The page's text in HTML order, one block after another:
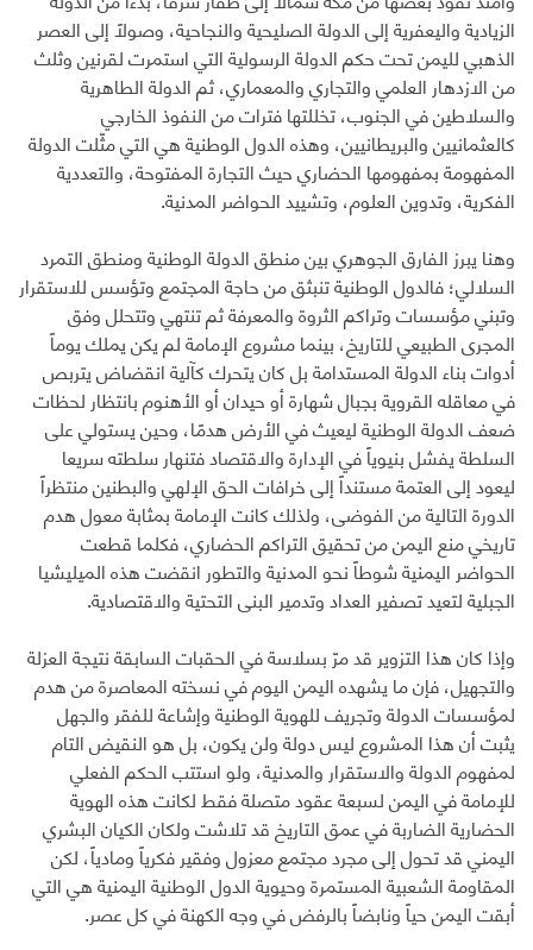
الزيادية واليعفرية إلى الدولة الصليحية والنجاحية، وصولاً إلى العصر
الذهبي لليمن تحت حكم الدولة الرسولية التي استمرت لقرنين وثلث
من الازدهار العلمي والتجاري والمعماري، ثم الدولة الطاهرية
والسلاطين في الجنوب، تخللتها فترات من النفوذ الخارجي
كالعثمانيين والبريطانيين، وهذه الدول الوطنية هي التي مثّلت الدولة
المفهومة بمفهومها الحضاري حيث التجارة المفتوحة، والتعددية
الفكرية، وتدوين العلوم، وتشييد الحواضر المدنية.
وهنا يبرز الفارق الجوهري بين منطق الدولة الوطنية ومنطق التمرد
السلالي؛ فالدول الوطنية تنبثق من حاجة المجتمع وتؤسس للاستقرار
وتبني مؤسسات وتراكم الثروة والمعرفة ثم تنتهي وتتحلل وفق
المجرى الطبيعي للتاريخ، بينما مشروع الإمامة لم يكن يملك يوماً
أدوات بناء الدولة المستدامة بل كان يتحرك كآلية انقضاض يتربص
في معاقله القروية بجبال شهارة أو حيدان أو الأهنوم بانتظار لحظات
ضعف الدولة الوطنية ليعيث في الأرض هدمًا، وحين يستولي على
السلطة يفشل بنيوياً في الإدارة والاقتصاد فتنهار سلطته سريعا
ليعود إلى العتمة مستنداً إلى خرافات الحق الإلهي والبطنين منتظراً
الدورة التالية من الفوضى، ولذلك كانت الإمامة بمثابة معول هدم
تاريخي منع اليمن من تحقيق التراكم الحضاري، فكلما قطعت
الحواضر اليمنية شوطاً نحو المدنية والتطور انقضت هذه الميليشيا
الجبلية لتعيد تصفير العداد وتدمير البنى التحتية والاقتصادية.
وإذا كان هذا التزوير قد مرّ بسلاسة في الحقبات السابقة نتيجة العزلة
والتجهيل، فإن ما يشهده اليمن اليوم في نسخته المعاصرة من هدم
لمؤسسات الدولة وتجريف للهوية الوطنية وإشاعة للفقر والجهل
يثبت أن هذا المشروع ليس دولة ولن يكون، بل هو النقيض التام
لمفهوم الدولة والاستقرار والمدنية، ولو استتب الحكم الفعلي
للإمامة في اليمن لسبعة عقود متصلة فقط لكانت هذه الهوية
الحضارية الضاربة في عمق التاريخ قد تلاشت ولكان الكيان البشري
اليمني قد تحول إلى مجرد مجتمع معزول وفقير فكرياً ومادياً، لكن
المقاومة الشعبية المستمرة وحيوية الدول الوطنية اليمنية هي التي
أبقت اليمن حياً ونابضاً بالرفض في وجه الكهنة في كل عصر.